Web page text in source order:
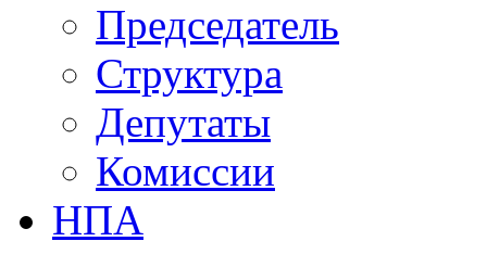
Председатель
Структура
Депутаты
Комиссии
НПА